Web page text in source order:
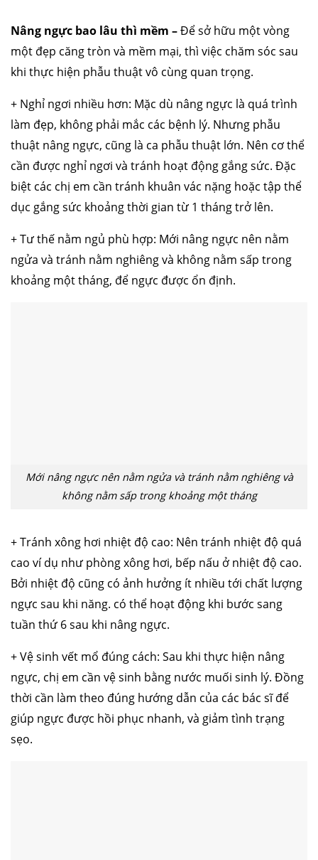
Nâng ngực bao lâu thì mềm –Để sở hữu một vòng
một đẹp căng tròn và mềm mại, thì việc chăm sóc sau
khi thực hiện phẫu thuật vô cùng quan trọng.
+ Nghỉ ngơi nhiều hơn: Mặc dù nâng ngực là quá trình
làm đẹp, không phải mắc các bệnh lý. Nhưng phẫu
thuật nâng ngực, cũng là ca phẫu thuật lớn. Nên cơ thể
cần được nghỉ ngơi và tránh hoạt động gắng sức. Đặc
biệt các chị em cần tránh khuân vác nặng hoặc tập thể
dục gắng sức khoảng thời gian từ 1 tháng trở lên.
+ Tư thế nằm ngủ phù hợp: Mới nâng ngực nên nằm
ngửa và tránh nằm nghiêng và không nằm sấp trong
khoảng một tháng, để ngực được ổn định.
Mới nâng ngực nên nằm ngửa và tránh nằm nghiêng và
không nằm sấp trong khoảng một tháng
+ Tránh xông hơi nhiệt độ cao: Nên tránh nhiệt độ quá
cao ví dụ như phòng xông hơi, bếp nấu ở nhiệt độ cao.
Bởi nhiệt độ cũng có ảnh hưởng ít nhiều tới chất lượng
ngực sau khi năng. có thể hoạt động khi bước sang
tuần thứ 6 sau khi nâng ngực.
+ Vệ sinh vết mổ đúng cách: Sau khi thực hiện nâng
ngực, chị em cần vệ sinh bằng nước muối sinh lý. Đồng
thời cần làm theo đúng hướng dẫn của các bác sĩ để
giúp ngực được hồi phục nhanh, và giảm tình trạng
sẹo.